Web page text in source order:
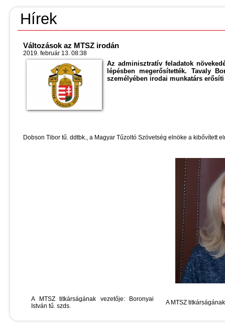
Hírek
Változások az MTSZ irodán
2019. február 13. 08:38
Az adminisztratív feladatok
lépésben megerősítették. Tavaly
személyében irodai munkatárs
Dobson Tibor tű. ddtbk., a Magyar Tűzoltó Szövetség elnöke a kibővített
A MTSZ titkárságának vezetője: Boronyai
István tű. szds.
A MTSZ